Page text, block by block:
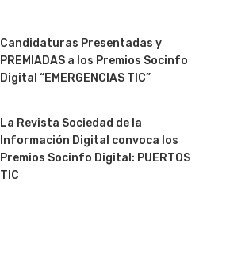
Candidaturas Presentadas y
PREMIADAS a los Premios Socinfo
Digital “EMERGENCIAS TIC”
La Revista Sociedad de la
Información Digital convoca los
Premios Socinfo Digital: PUERTOS
TIC